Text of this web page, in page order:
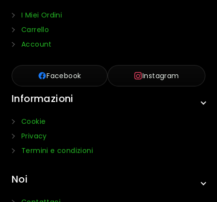
I Miei Ordini
Carrello
Account
Facebook Instagram
Informazioni
Cookie
Privacy
Termini e condizioni
Noi